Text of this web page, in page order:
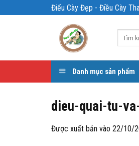
qua
Điếu Cày Đẹp - Điều Cày
Danh mục sản phẩm
dieu-quai-tu-
Được xuất bản vào 22/10/